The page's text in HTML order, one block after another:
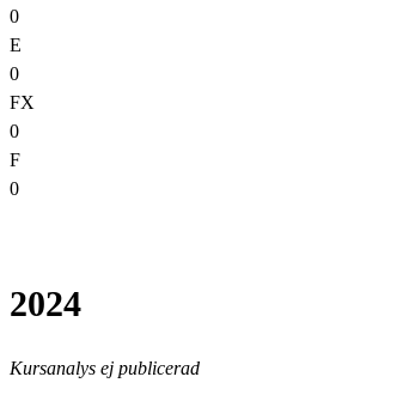
0
E
0
FX
0
F
0
2024
Kursanalys ej publicerad